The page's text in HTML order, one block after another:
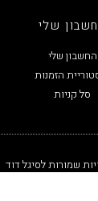
שלי
שלי
הזמנות
לסיגל דוד